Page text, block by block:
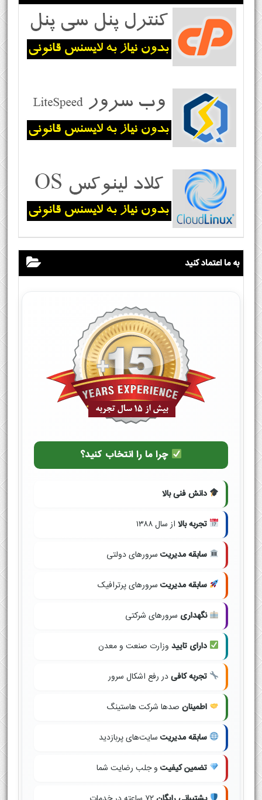
به ما اعتماد کنید
چرا ما را انتخاب کنید؟
دانش فنی بالا
تجربه بالا از سال ۱۳۸۸
سابقه مدیریت سرورهای دولتی
سابقه مدیریت سرورهای پرترافیک
نگهداری سرورهای شرکتی
دارای تایید وزارت صنعت و معدن
تجربه کافیدر رفع اشکال سرور
اطمینان صدها شرکت هاستینگ
سابقه مدیریت سایت‌های پربازدید
تضمین کیفیت و جلب رضایت شما